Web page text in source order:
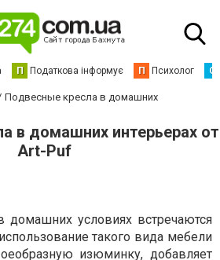
П Податкова інформує П Психолог С
Подвесные кресла в домашних
в домашних интерьерах от
Art-Puf
домашних условиях встречаются
такого вида мебели
изюминку, добавляет